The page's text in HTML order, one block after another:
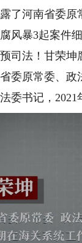
了河南省委
风暴3起案件细
法！甘荣坤
原常委、政
委书记，2021